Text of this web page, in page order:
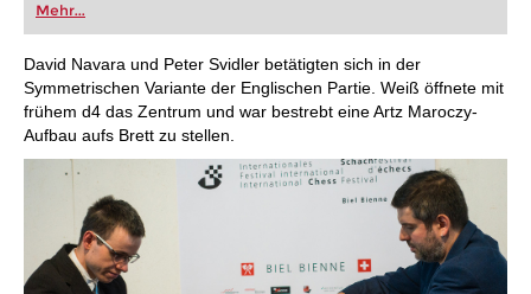
Mehr...
David Navara und Peter Svidler betätigten sich in der
Symmetrischen Variante der Englischen Partie. Weiß öffnete mit
frühem d4 das Zentrum und war bestrebt eine Artz Maroczy-
Aufbau aufs Brett zu stellen.